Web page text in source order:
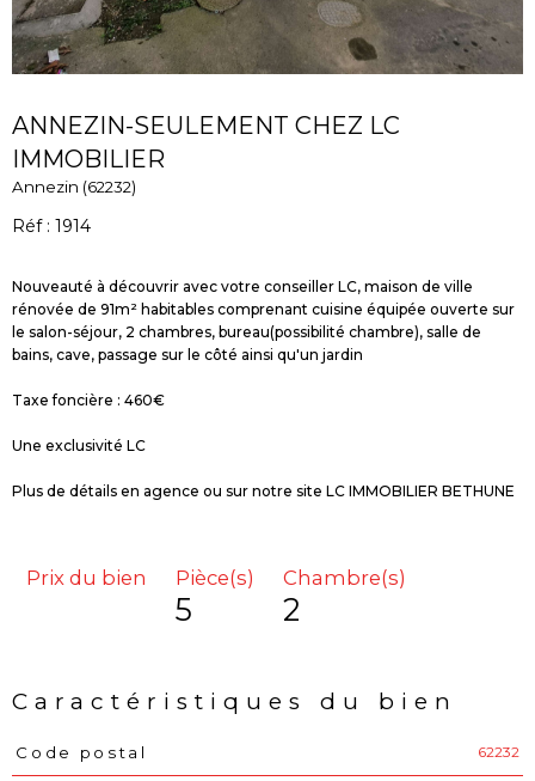
ANNEZIN-SEULEMENT CHEZ LC
IMMOBILIER
Annezin (62232)
Réf : 1914
Nouveauté à découvrir avec votre conseiller LC, maison de ville
rénovée de 91m² habitables comprenant cuisine équipée ouverte sur
le salon-séjour, 2 chambres, bureau(possibilité chambre), salle de
bains, cave, passage sur le côté ainsi qu'un jardin
Taxe foncière : 460€
Une exclusivité LC
Plus de détails en agence ou sur notre site LC IMMOBILIER BETHUNE
Prix du bien Pièce(s)
5
Chambre(s)
2
Caractéristiques du bien
Caractéristiques
Code postal 62232